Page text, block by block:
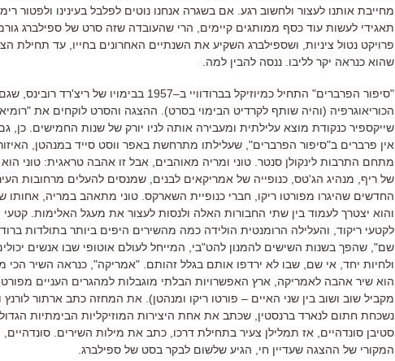
מחייבת אותנו לעצור ולחשוב רגע אם בשגרה אנחנו נוטים לפלבל בעינינו ולפטור
תאגידי לעשות עוד כסף ממותגים קיימים
הרי שהעובדה שזה סרט של ספילברג
פרויקט נטול ציניות ושספילברג השקיע את השנתיים האחרונים בחייו עד תחילת
שהוא כנראה יקר לליבו ננסה להבין למה
"סיפור הפרברים" התחיל כמיוזיקל בברודוויי ב–
1957 בבימויו של ריצ'רד רובינס
הכוריאוגרפיה (והיה שותף לקרדיט הבימוי בסרט). ההצגה והסרט לוקחים את "
שייקספיר כנקודת מוצא עלילתית ומעבירה אותה לניו יורק של שנות החמישים כן
אין פרברים ב"סיפור הפרברים", שעלילתו מתרחשת באפר ווסט סייד במנהטן
מתחם התרבות לינקולן סנטר טוני ומריה מאוהבים אבל זו אהבה טראגית: טוני
של ריף
מנהיג הג'טס כנופייה של אמריקאים לבנים שמנסים להעלים מרחובות
החדשים שהיגרו מפורטו ריקו
חברי כנופיית השארקס טוני מתאהב במריה אחותו
והוא יצטרך לעמוד בין שתי החבורות האלה ולנסות לעצור את מעגל האלימות קטעי
לקטעי ריקוד והעלילה הרומנטית הולידה כמה מהשירים היפים ביותר בתולדות
שם", שהפך בשנות השישים להמנון להט"בי
המייחל לעולם אוטופי שבו אנשים
ולחיות יחד אי שם שבו לא ירדפו אותם בגלל זהותם . "אמריקה", כנראה השיר הכי
הוא שיר אהבה לאמריקה
ארץ האפשרויות הבלתי מוגבלות למהגרים העניים מפורטו
מקביל שוב ושוב בין שני האיים – פורטו ריקו ומנהטן). את המחזה כתב ארתור לורנץ
נשכחת חתום לנארד ברנסטין שכתב את אחת היצירות המוזיקליות הבימתיות
סטיבן סונדהיים
אז תמלילן צעיר בתחילת דרכו כתב את מילות השירים סונדהיים
המקורי של ההצגה שעדיין חי
הגיע שלשום לבקר בסט של ספילברג